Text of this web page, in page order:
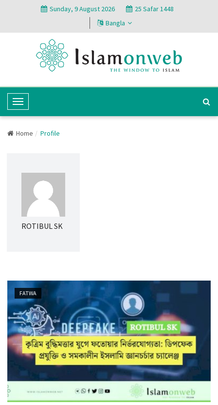
Sunday, 9 August 2026
25 Safar 1448
Bangla
T
o
g
N
n
Home Profile
ROTIBUL SK
FATWA